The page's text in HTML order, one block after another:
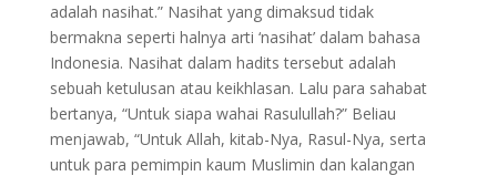
adalah nasihat.” Nasihat yang dimaksud tidak
bermakna seperti halnya arti ‘nasihat’ dalam bahasa
Indonesia. Nasihat dalam hadits tersebut adalah
sebuah ketulusan atau keikhlasan. Lalu para sahabat
bertanya, “Untuk siapa wahai Rasulullah?” Beliau
menjawab, “Untuk Allah, kitab-Nya, Rasul-Nya, serta
untuk para pemimpin kaum Muslimin dan kalangan